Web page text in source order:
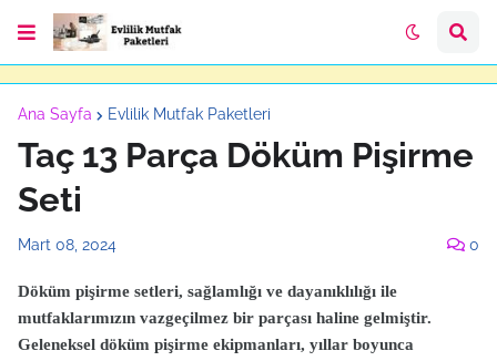
Ana Sayfa Evlilik Mutfak Paketleri
Taç 13 Parça Döküm Pişirme
Seti
Mart 08, 2024 0
Döküm pişirme setleri, sağlamlığı ve dayanıklılığı ile
mutfaklarımızın vazgeçilmez bir parçası haline gelmiştir.
Geleneksel döküm pişirme ekipmanları, yıllar boyunca